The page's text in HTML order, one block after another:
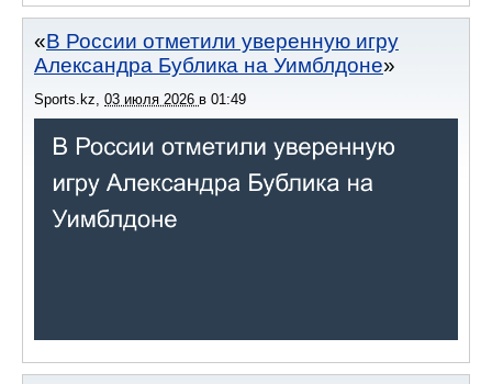
В России отметили уверенную игру
Александра Бублика на Уимблдоне
Sports.kz, 03 июля 2026 в 01:49